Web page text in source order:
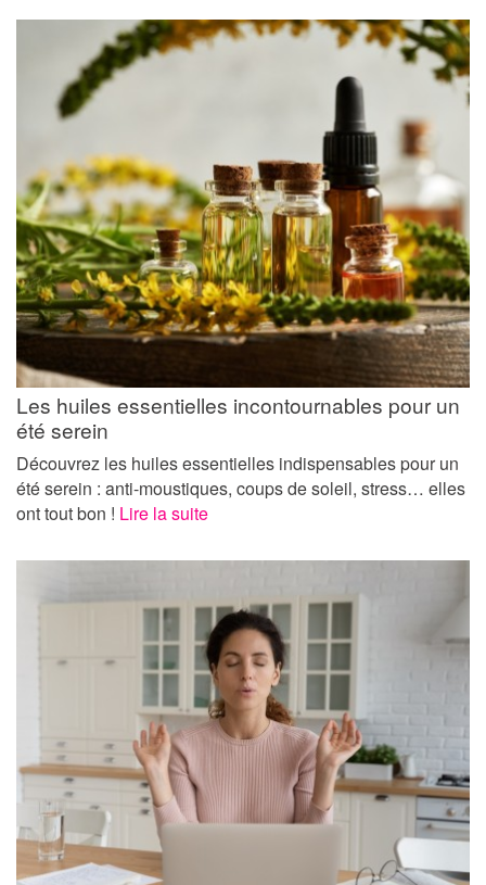
Les huiles essentielles incontournables pour un
été serein
Découvrez les huiles essentielles indispensables pour un
été serein : anti-moustiques, coups de soleil, stress… elles
ont tout bon ! Lire la suite